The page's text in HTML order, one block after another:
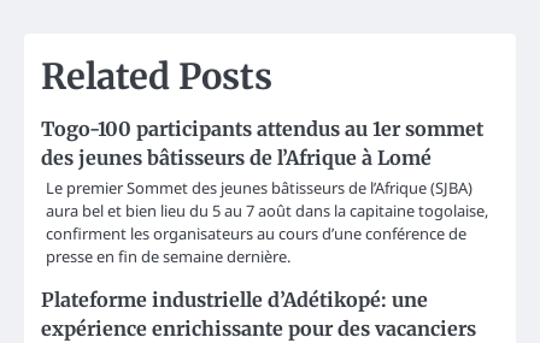
Related Posts
Togo-100 participants attendus au 1er sommet
des jeunes bâtisseurs de l’Afrique à Lomé
Le premier Sommet des jeunes bâtisseurs de l’Afrique (SJBA)
aura bel et bien lieu du 5 au 7 août dans la capitaine togolaise,
confirment les organisateurs au cours d’une conférence de
presse en fin de semaine dernière.
Plateforme industrielle d’Adétikopé: une
expérience enrichissante pour des vacanciers